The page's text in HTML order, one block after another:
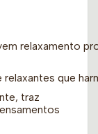
relaxamento
que
traz